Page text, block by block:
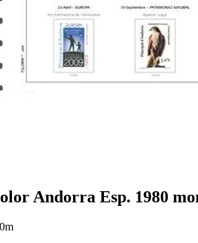
Andorra Esp. 1980